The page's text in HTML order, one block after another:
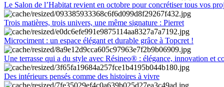
Le Salon de l’Habitat revient en octobre pour concrétiser tous vos
Trois matières, trois univers, une même signature : Pierret
Microciment : un espace élégant et durable grâce à Topcret !
Une terrasse qui a du style avec Résineo® : élégance, innovation et
Des intérieurs pensés comme des histoires à vivre